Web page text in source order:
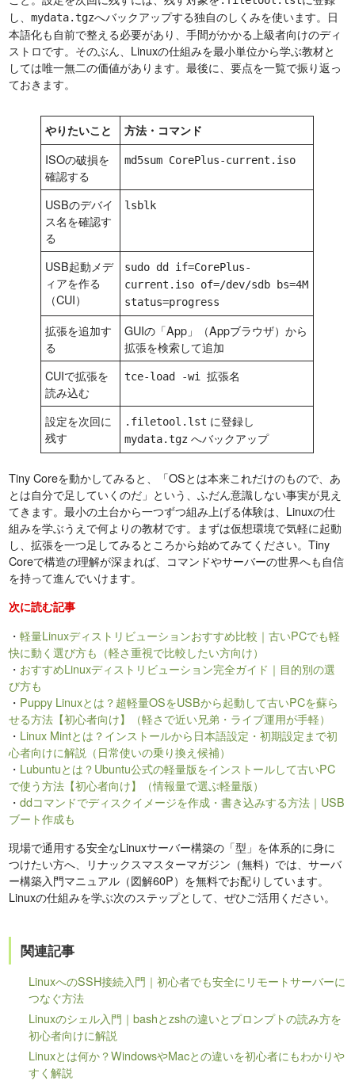
し、mydata.tgzへバックアップする独自のしくみを使います。日
本語化も自前で整える必要があり、手間がかかる上級者向けのディ
ストロです。そのぶん、Linuxの仕組みを最小単位から学ぶ教材と
しては唯一無二の価値があります。最後に、要点を一覧で振り返っ
ておきます。
やりたいこと 方法・コマンド
ISOの破損を
確認する
md5sum CorePlus-current.iso
USBのデバイ
ス名を確認す
る
lsblk
USB起動メデ
ィアを作る
（CUI）
sudo dd if=CorePlus-
current.iso of=/dev/sdb bs=4M
status=progress
拡張を追加す
る
GUIの「App」（Appブラウザ）から
拡張を検索して追加
CUIで拡張を
読み込む
tce-load -wi 拡張名
設定を次回に
残す
.filetool.lst に登録し
mydata.tgz へバックアップ
Tiny Coreを動かしてみると、「OSとは本来これだけのもので、あ
とは自分で足していくのだ」という、ふだん意識しない事実が見え
てきます。最小の土台から一つずつ組み上げる体験は、Linuxの仕
組みを学ぶうえで何よりの教材です。まずは仮想環境で気軽に起動
し、拡張を一つ足してみるところから始めてみてください。Tiny
Coreで構造の理解が深まれば、コマンドやサーバーの世界へも自信
を持って進んでいけます。
次に読む記事
・軽量Linuxディストリビューションおすすめ比較｜古いPCでも軽
快に動く選び方も（軽さ重視で比較したい方向け）
・ おすすめLinuxディストリビューション完全ガイド｜目的別の選
び方も
・ Puppy Linuxとは？超軽量OSをUSBから起動して古いPCを蘇ら
せる方法【初心者向け】（軽さで近い兄弟・ライブ運用が手軽）
・ Linux Mintとは？インストールから日本語設定・初期設定まで初
心者向けに解説（日常使いの乗り換え候補）
・ Lubuntuとは？Ubuntu公式の軽量版をインストールして古いPC
で使う方法【初心者向け】（情報量で選ぶ軽量版）
・ddコマンドでディスクイメージを作成・書き込みする方法｜USB
ブート作成も
現場で通用する安全なLinuxサーバー構築の「型」を体系的に身に
つけたい方へ、リナックスマスターマガジン（無料）では、サーバ
ー構築入門マニュアル（図解60P）を無料でお配りしています。
Linuxの仕組みを学ぶ次のステップとして、ぜひご活用ください。
関連記事
LinuxへのSSH接続入門｜初心者でも安全にリモートサーバーに
つなぐ方法
Linuxのシェル入門｜bashとzshの違いとプロンプトの読み方を
初心者向けに解説
Linuxとは何か？WindowsやMacとの違いを初心者にもわかりや
すく解説